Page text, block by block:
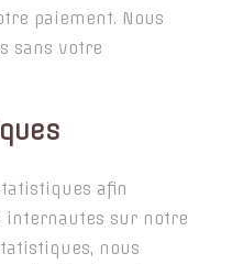
paiement. Nous
sans votre
afin
internautes sur notre
nous